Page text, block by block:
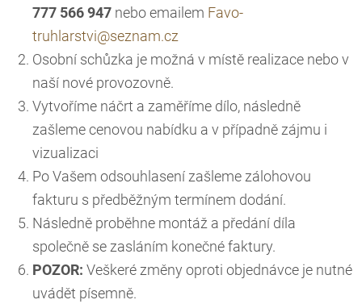
777 566 947 nebo emailem Favo-
truhlarstvi@seznam.cz
Osobní schůzka je možná v místě realizace nebo v
naší nové provozovně.
Vytvoříme náčrt a zaměříme dílo, následně
zašleme cenovou nabídku a v případně zájmu i
vizualizaci
Po Vašem odsouhlasení zašleme zálohovou
fakturu s předběžným termínem dodání.
Následně proběhne montáž a předání díla
společně se zasláním konečné faktury.
POZOR: Veškeré změny oproti objednávce je nutné
uvádět písemně.